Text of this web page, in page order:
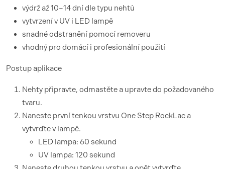
výdrž až 10–14 dní dle typu nehtů
vytvrzení v UV i LED lampě
snadné odstranění pomocí removeru
vhodný pro domácí i profesionální použití
Postup aplikace
Nehty připravte, odmastěte a upravte do požadovaného
tvaru.
Naneste první tenkou vrstvu One Step RockLac a
vytvrďte v lampě.
LED lampa: 60 sekund
UV lampa: 120 sekund